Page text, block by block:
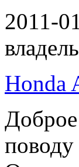
2011-
Honda